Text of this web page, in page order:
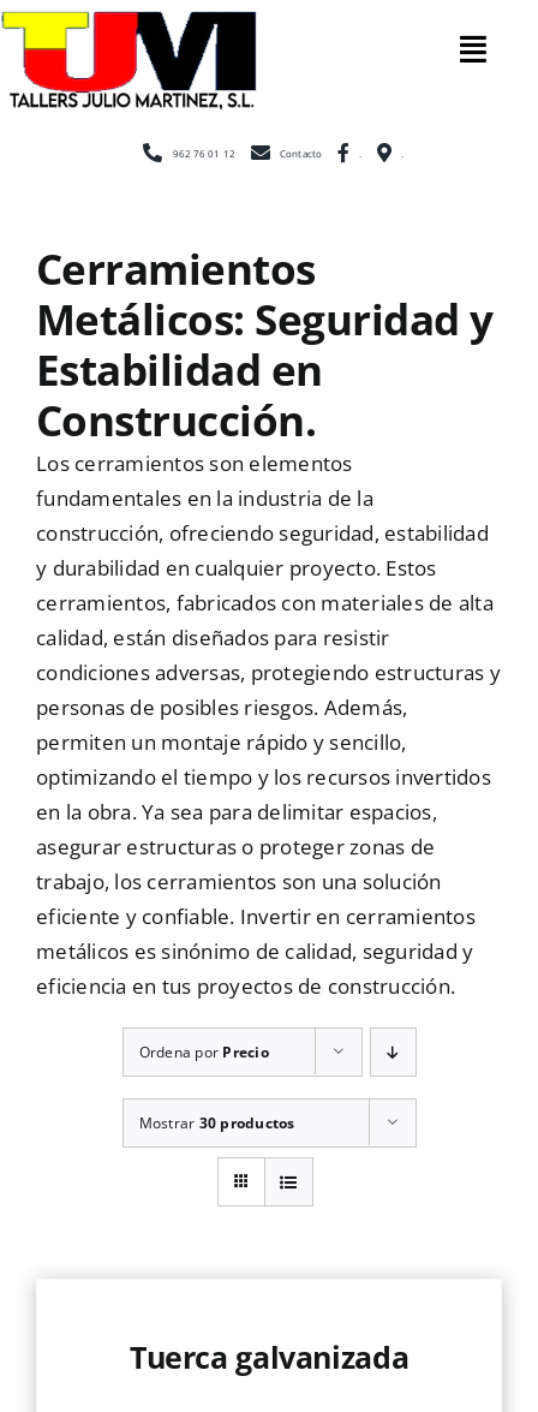
Saltar
contenido
Inicio
Escaleras
Mallas
Noticias
Contacto
962 76 01 12 Contacto
Cerramientos
Metálicos: Seguridad y
Estabilidad en
Construcción.
Los cerramientos son elementos
fundamentales en la industria de la
construcción, ofreciendo seguridad, estabilidad
y durabilidad en cualquier proyecto. Estos
cerramientos, fabricados con materiales de alta
calidad, están diseñados para resistir
condiciones adversas, protegiendo estructuras y
personas de posibles riesgos. Además,
permiten un montaje rápido y sencillo,
optimizando el tiempo y los recursos invertidos
en la obra. Ya sea para delimitar espacios,
asegurar estructuras o proteger zonas de
trabajo, los cerramientos son una solución
eficiente y confiable. Invertir en cerramientos
metálicos es sinónimo de calidad, seguridad y
eficiencia en tus proyectos de construcción.
Ordena por Precio
Mostrar 30 productos
Tuerca galvanizada